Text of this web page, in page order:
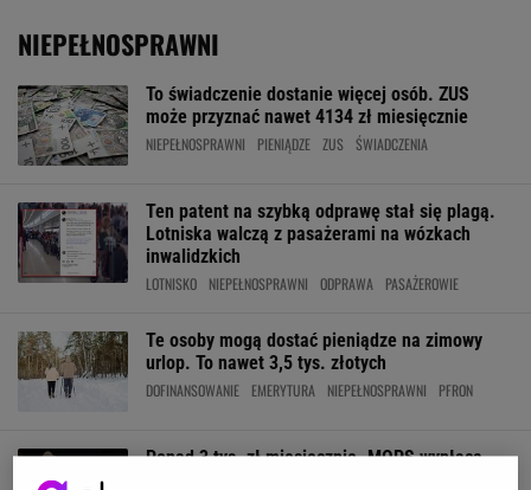
NIEPEŁNOSPRAWNI
To świadczenie dostanie więcej osób. ZUS
może przyznać nawet 4134 zł miesięcznie
NIEPEŁNOSPRAWNI PIENIĄDZE ZUS ŚWIADCZENIA
Ten patent na szybką odprawę stał się plagą.
Lotniska walczą z pasażerami na wózkach
inwalidzkich
LOTNISKO NIEPEŁNOSPRAWNI ODPRAWA PASAŻEROWIE
Te osoby mogą dostać pieniądze na zimowy
urlop. To nawet 3,5 tys. złotych
DOFINANSOWANIE EMERYTURA NIEPEŁNOSPRAWNI PFRON
Ponad 3 tys. zł miesięcznie. MOPS wypłaca